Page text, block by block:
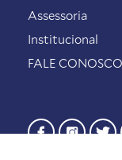
Assessoria
Institucional
FALE CONOSCO